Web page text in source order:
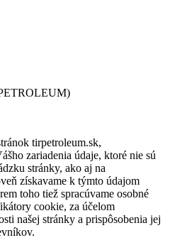
tirpetroleum.sk,
zariadenia údaje, ktoré nie sú
stránky, ako aj na
získavame k týmto údajom
toho tiež spracúvame osobné
cookie, za účelom
našej stránky a prispôsobenia jej